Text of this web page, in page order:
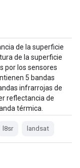
de la superficie
de la superficie
por los sensores
5 bandas
infrarrojas de
reflectancia de
térmica.
l8sr landsat